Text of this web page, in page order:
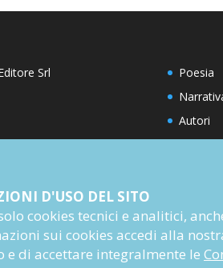
Srl
Poesia
Autori
Rivista
D'USO DEL SITO
cookies tecnici e analitici,
sui cookies accedi alla
e di accettare integralmente le